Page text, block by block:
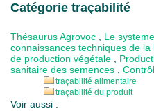
Catégorie traçabilité
Thésaurus Agrovoc
Le
connaissances techniques de la
de production végétale
sanitaire des semences
traçabilité alimentaire
traçabilité du produit
Voir aussi :